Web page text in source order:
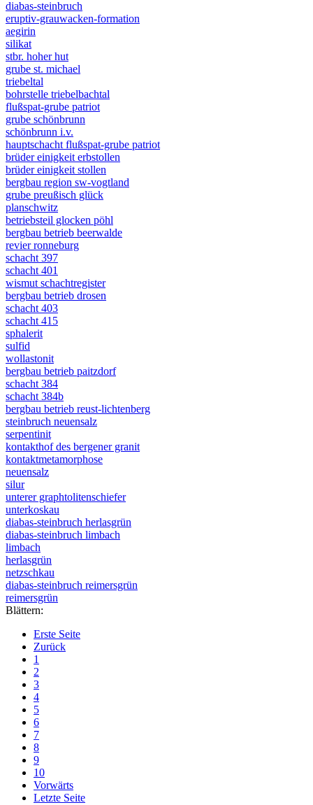
diabas-steinbruch
eruptiv-grauwacken-formation
aegirin
silikat
stbr. hoher hut
grube st. michael
triebeltal
bohrstelle triebelbachtal
flußspat-grube patriot
grube schönbrunn
schönbrunn i.v.
hauptschacht flußspat-grube patriot
brüder einigkeit erbstollen
brüder einigkeit stollen
bergbau region sw-vogtland
grube preußisch glück
planschwitz
betriebsteil glocken pöhl
bergbau betrieb beerwalde
revier ronneburg
schacht 397
schacht 401
wismut schachtregister
bergbau betrieb drosen
schacht 403
schacht 415
sphalerit
sulfid
wollastonit
bergbau betrieb paitzdorf
schacht 384
schacht 384b
bergbau betrieb reust-lichtenberg
steinbruch neuensalz
serpentinit
kontakthof des bergener granit
kontaktmetamorphose
neuensalz
silur
unterer graphtolitenschiefer
unterkoskau
diabas-steinbruch herlasgrün
diabas-steinbruch limbach
limbach
herlasgrün
netzschkau
diabas-steinbruch reimersgrün
reimersgrün
Blättern:
Erste Seite
Zurück
1
2
3
4
5
6
7
8
9
10
Vorwärts
Letzte Seite